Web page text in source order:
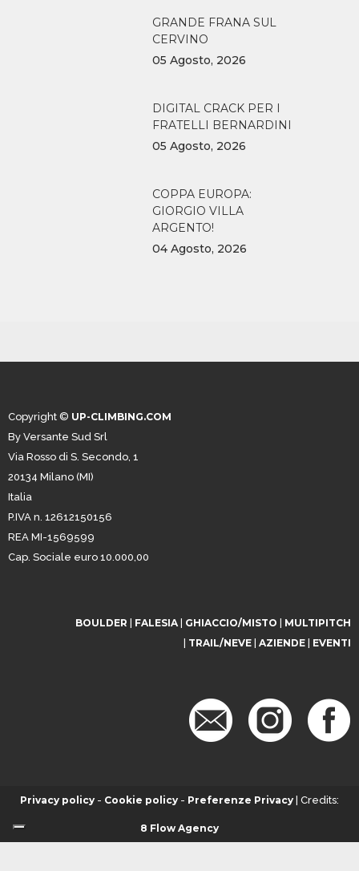
GRANDE FRANA SUL
CERVINO
05 Agosto, 2026
DIGITAL CRACK PER I
FRATELLI BERNARDINI
05 Agosto, 2026
COPPA EUROPA:
GIORGIO VILLA
ARGENTO!
04 Agosto, 2026
Copyright © UP-CLIMBING.COM
By Versante Sud Srl
Via Rosso di S. Secondo, 1
20134 Milano (MI)
Italia
P.IVA n. 12612150156
REA MI-1569599
Cap. Sociale euro 10.000,00
BOULDER FALESIA GHIACCIO/MISTO
MULTIPITCH
TRAIL/NEVE AZIENDE EVENTI
Privacy policy - Cookie policy - Preferenze Privacy | Credits:
8 Flow Agency